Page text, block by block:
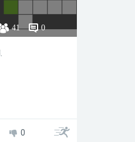
41 0
0